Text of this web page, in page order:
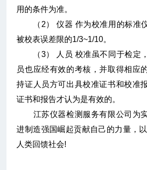
用的条件为准。
（2） 仪器 作为校准用的标准
被校表误差限的1/3~1/10。
（3） 人员 校准虽不同于检定，
员也应经有效的考核，并取得相应
持证人员方可出具校准证书和校准
证书和报告才认为是有效的。
江苏仪器检测服务有限公司为实
进制造强国崛起贡献自己的力量，
人类回馈社会!